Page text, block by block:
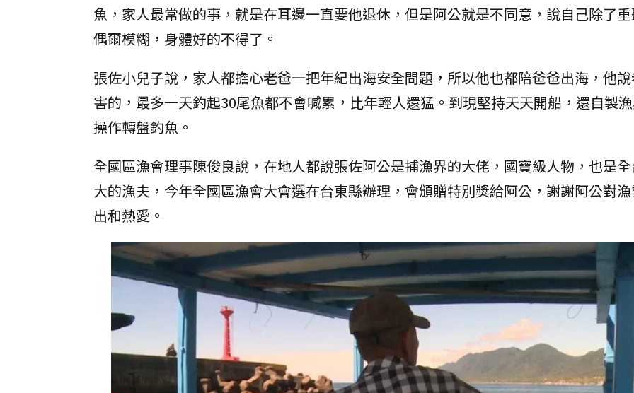
魚，家人最常做的事，就是在耳邊一直要他退休，但是阿公就是不同意，說自己除了
偶爾模糊，身體好的不得了。
張佐小兒子說，家人都擔心老爸一把年紀出海安全問題，所以他也都陪爸爸出海，他
害的，最多一天釣起30尾魚都不會喊累，比年輕人還猛。到現堅持天天開船，還自製
操作轉盤釣魚。
全國區漁會理事陳俊良說，在地人都說張佐阿公是捕漁界的大佬，國寶級人物，也是
大的漁夫，今年全國區漁會大會選在台東縣辦理，會頒贈特別獎給阿公，謝謝阿公對
出和熱愛。